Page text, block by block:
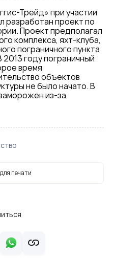
Трейд» при участии
разработан проект по
Проект предполагал
комплекса, яхт-клуба,
пограничного пункта
году пограничный
время
объектов
не было начато. В
из-за
печати